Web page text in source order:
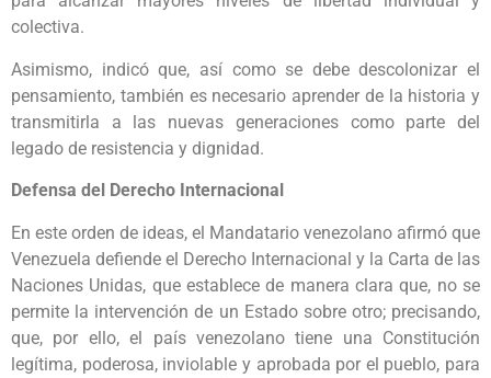
colectiva.
Asimismo, indicó que, así como se debe descolonizar el
pensamiento, también es necesario aprender de la historia y
transmitirla a las nuevas generaciones como parte del
legado de resistencia y dignidad.
Defensa del Derecho Internacional
En este orden de ideas, el Mandatario venezolano afirmó que
Venezuela defiende el Derecho Internacional y la Carta de las
Naciones Unidas, que establece de manera clara que, no se
permite la intervención de un Estado sobre otro; precisando,
que, por ello, el país venezolano tiene una Constitución
legítima, poderosa, inviolable y aprobada por el pueblo, para